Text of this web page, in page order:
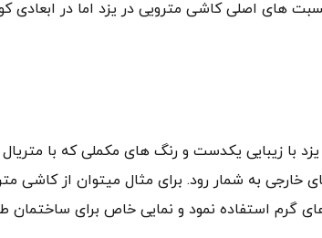
های اصلی کاشی مترویی در یزد اما در ابعادی
با زیبایی یکدست و رنگ های مکملی که با
خارجی به شمار رود. برای مثال میتوان از کاشی
گرم استفاده نمود و نمایی خاص برای ساختمان